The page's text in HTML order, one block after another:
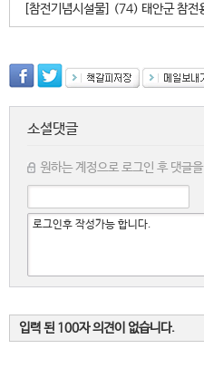
[참전기념시설물] (74) 태안군 참전
소셜댓글
원하는 계정으로 로그인 후 댓글
입력 된 100자 의견이 없습니다.